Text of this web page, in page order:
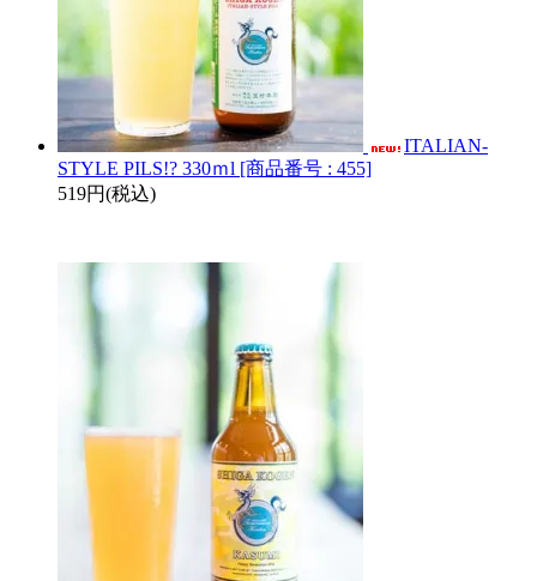
ITALIAN-
STYLE PILS!? 330ｍl [商品番号 : 455]
519円(税込)